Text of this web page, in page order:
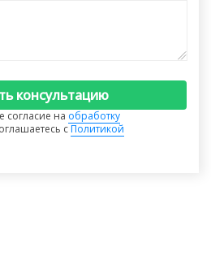
консультацию
согласие на обработку
сПолитикой